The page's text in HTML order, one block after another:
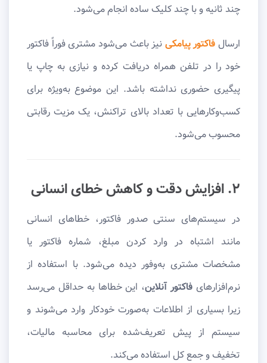
چند ثانیه و با چند کلیک ساده انجام می‌شود.
ارسال فاکتور پیامکی نیز باعث می‌شود مشتری فوراً فاکتور
خود را در تلفن همراه دریافت کرده و نیازی به چاپ یا
پیگیری حضوری نداشته باشد. این موضوع به‌ویژه برای
کسب‌وکارهایی با تعداد بالای تراکنش، یک مزیت رقابتی
محسوب می‌شود.
۲. افزایش دقت و کاهش خطای انسانی
در سیستم‌های سنتی صدور فاکتور، خطاهای انسانی
مانند اشتباه در وارد کردن مبلغ، شماره فاکتور یا
مشخصات مشتری به‌وفور دیده می‌شود. با استفاده از
نرم‌افزارهای فاکتور آنلاین، این خطاها به حداقل می‌رسد
زیرا بسیاری از اطلاعات به‌صورت خودکار وارد می‌شوند و
سیستم از پیش تعریف‌شده برای محاسبه مالیات،
تخفیف و جمع کل استفاده می‌کند.